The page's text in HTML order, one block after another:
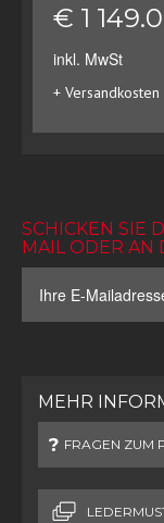
€ 1
inkl. MwSt
+ Versandkosten
SCHICKEN SIE
MAIL ODER AN
MEHR
FRAGEN ZUM